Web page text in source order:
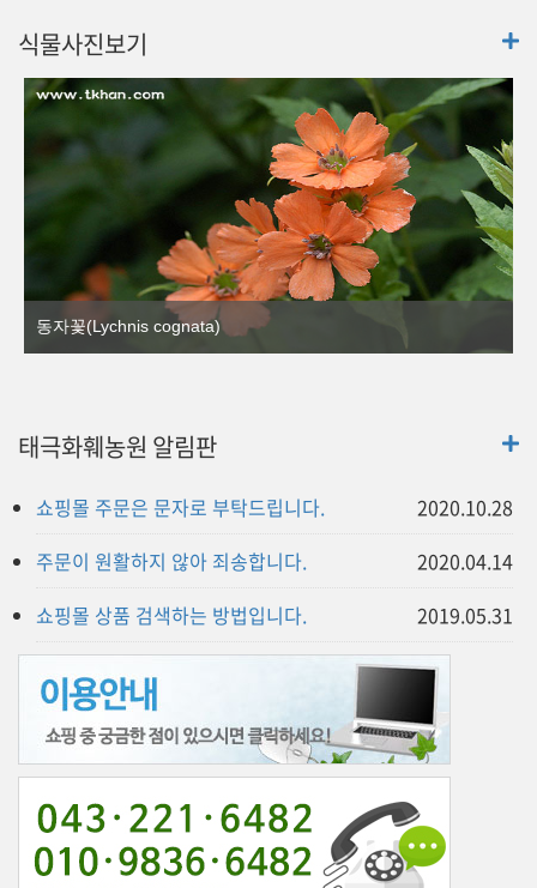
식물사진보기
동자꽃(Lychnis cognata)
태극화훼농원 알림판
쇼핑몰 주문은 문자로 부탁드립니다.
2020.10.28
주문이 원활하지 않아 죄송합니다.
2020.04.14
쇼핑몰 상품 검색하는 방법입니다.
2019.05.31